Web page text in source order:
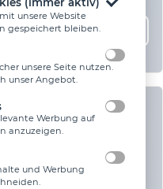
2025 FÜR SITE
Software gibt es
unsere Website
gespeichert bleiben.
unsere Seite nutzen.
unser Angebot.
Werbung auf
anzuzeigen.
und Werbung